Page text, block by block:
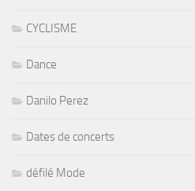
CYCLISME
Dance
Danilo Perez
Dates de concerts
défilé Mode